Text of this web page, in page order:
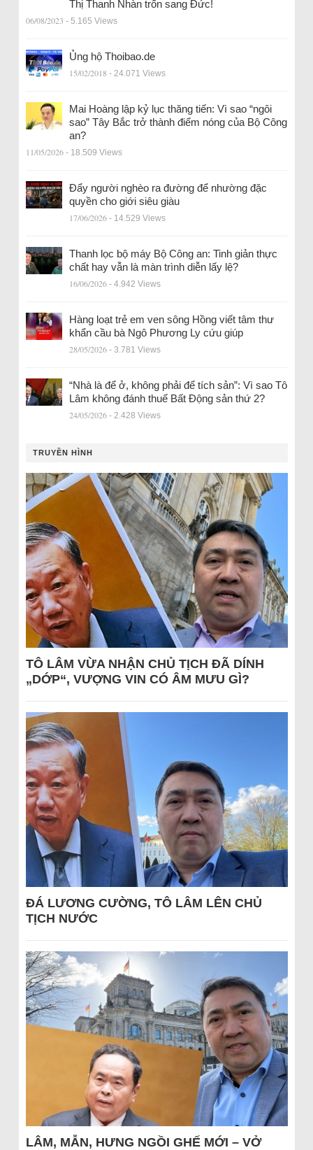
Thị Thanh Nhàn trốn sang Đức!
06/08/2023 - 5.165 Views
Ủng hộ Thoibao.de
15/02/2018 - 24.071 Views
Mai Hoàng lập kỷ lục thăng tiến: Vì sao “ngôi
sao” Tây Bắc trở thành điểm nóng của Bộ Công
an?
11/05/2026 - 18.509 Views
Đẩy người nghèo ra đường để nhường đặc
quyền cho giới siêu giàu
17/06/2026 - 14.529 Views
Thanh lọc bộ máy Bộ Công an: Tinh giản thực
chất hay vẫn là màn trình diễn lấy lệ?
16/06/2026 - 4.942 Views
Hàng loạt trẻ em ven sông Hồng viết tâm thư
khẩn cầu bà Ngô Phương Ly cứu giúp
28/05/2026 - 3.781 Views
“Nhà là để ở, không phải để tích sản”: Vì sao Tô
Lâm không đánh thuế Bất Động sản thứ 2?
24/05/2026 - 2.428 Views
TRUYỀN HÌNH
TÔ LÂM VỪA NHẬN CHỦ TỊCH ĐÃ DÍNH
„DỚP“, VƯỢNG VIN CÓ ÂM MƯU GÌ?
ĐÁ LƯƠNG CƯỜNG, TÔ LÂM LÊN CHỦ
TỊCH NƯỚC
LÂM, MẪN, HƯNG NGỒI GHẾ MỚI – VỞ